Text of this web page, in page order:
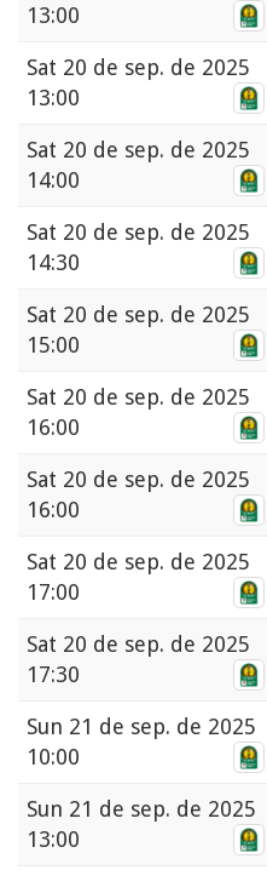
13:00
Sat 20 de sep. de 2025
13:00
Sat 20 de sep. de 2025
14:00
Sat 20 de sep. de 2025
14:30
Sat 20 de sep. de 2025
15:00
Sat 20 de sep. de 2025
16:00
Sat 20 de sep. de 2025
16:00
Sat 20 de sep. de 2025
17:00
Sat 20 de sep. de 2025
17:30
Sun 21 de sep. de 2025
10:00
Sun 21 de sep. de 2025
13:00